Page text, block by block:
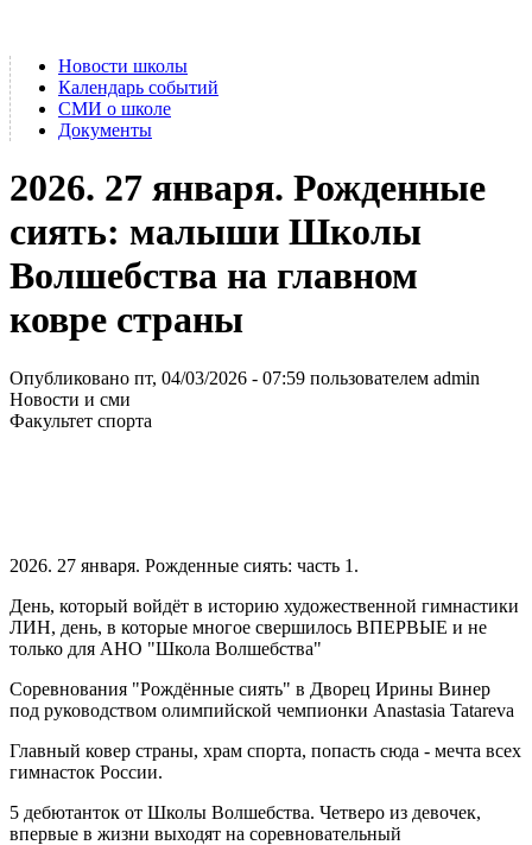
Новости школы
Календарь событий
СМИ о школе
Документы
2026. 27 января. Рожденные
сиять: малыши Школы
Волшебства на главном
ковре страны
Опубликовано пт, 04/03/2026 - 07:59 пользователем admin
Новости и сми
Факультет спорта
2026. 27 января. Рожденные сиять: часть 1.
День, который войдёт в историю художественной гимнастики
ЛИН, день, в которые многое свершилось ВПЕРВЫЕ и не
только для АНО "Школа Волшебства"
Соревнования "Рождённые сиять" в Дворец Ирины Винер
под руководством олимпийской чемпионки Anastasia Tatareva
Главный ковер страны, храм спорта, попасть сюда - мечта всех
гимнасток России.
5 дебютанток от Школы Волшебства. Четверо из девочек,
впервые в жизни выходят на соревновательный